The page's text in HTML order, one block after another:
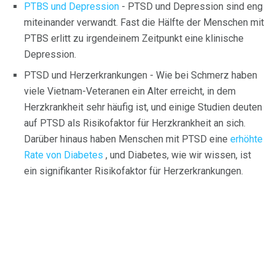
PTBS und Depression - PTSD und Depression sind eng
miteinander verwandt. Fast die Hälfte der Menschen mit
PTBS erlitt zu irgendeinem Zeitpunkt eine klinische
Depression.
PTSD und Herzerkrankungen - Wie bei Schmerz haben
viele Vietnam-Veteranen ein Alter erreicht, in dem
Herzkrankheit sehr häufig ist, und einige Studien deuten
auf PTSD als Risikofaktor für Herzkrankheit an sich.
Darüber hinaus haben Menschen mit PTSD eine erhöhte
Rate von Diabetes , und Diabetes, wie wir wissen, ist
ein signifikanter Risikofaktor für Herzerkrankungen.